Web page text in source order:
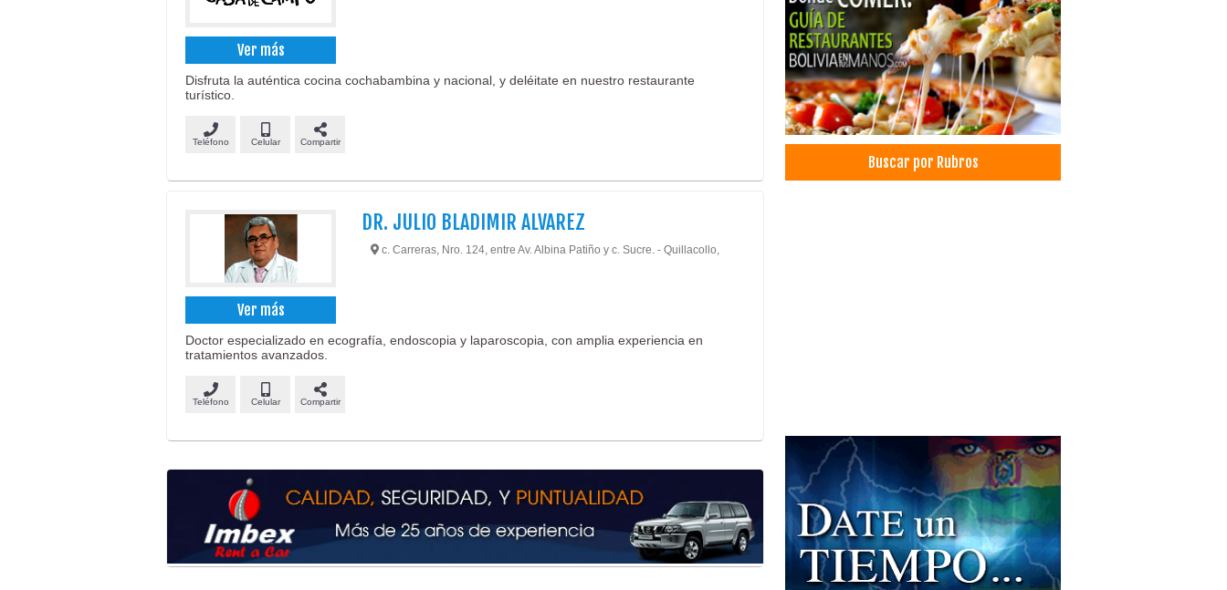
Ver más
Disfruta la auténtica cocina cochabambina y nacional, y deléitate en nuestro restaurante
turístico.
Teléfono Celular Compartir
Ver más
DR. JULIO BLADIMIR ALVAREZ
c. Carreras, Nro. 124, entre Av. Albina Patiño y c. Sucre. - Quillacollo,
Doctor especializado en ecografía, endoscopia y laparoscopia, con amplia experiencia en
tratamientos avanzados.
Teléfono Celular Compartir
Cirujano dental
Comida Nacional
Restaurantes
Restaurantes: Comida Internacional
Restaurantes: Churrasquerías
Restaurantes: Pescados y Mariscos
Restaurantes: Comida Criolla
Pescado a la Plancha
Empaques
Equipos Industriales
Industrias: Máquinas y Equipos
Maquinaria Industrial
Máquinas Industriales
Buscar por Rubros